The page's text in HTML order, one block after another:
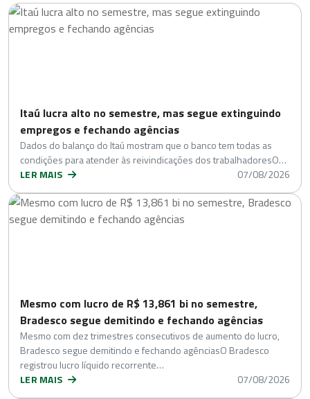
Itaú lucra alto no semestre, mas segue extinguindo
empregos e fechando agências
Dados do balanço do Itaú mostram que o banco tem todas as
condições para atender às reivindicações dos trabalhadoresO…
LER MAIS
07/08/2026
Mesmo com lucro de R$ 13,861 bi no semestre,
Bradesco segue demitindo e fechando agências
Mesmo com dez trimestres consecutivos de aumento do lucro,
Bradesco segue demitindo e fechando agênciasO Bradesco
registrou lucro líquido recorrente…
LER MAIS
07/08/2026